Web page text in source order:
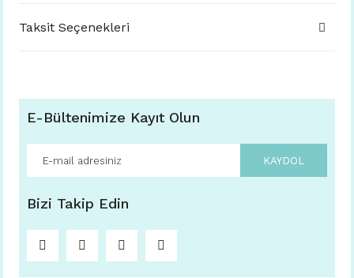
Taksit Seçenekleri
E-Bültenimize Kayıt Olun
KAYDOL
Bizi Takip Edin